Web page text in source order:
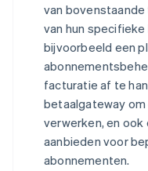
van
van hun
bijvoorbeeld een
facturatie af te
betaalgateway
verwerken, en
aanbieden voor
abonnementen.